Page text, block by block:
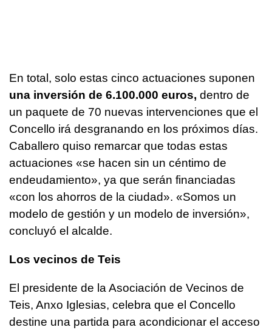
En total, solo estas cinco actuaciones suponen
una inversión de 6.100.000 euros, dentro de
un paquete de 70 nuevas intervenciones que el
Concello irá desgranando en los próximos días.
Caballero quiso remarcar que todas estas
actuaciones «se hacen sin un céntimo de
endeudamiento», ya que serán financiadas
«con los ahorros de la ciudad». «Somos un
modelo de gestión y un modelo de inversión»,
concluyó el alcalde.
Los vecinos de Teis
El presidente de la Asociación de Vecinos de
Teis, Anxo Iglesias, celebra que el Concello
destine una partida para acondicionar el acceso